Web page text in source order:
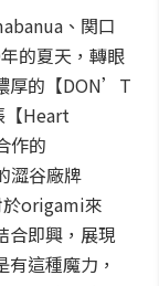
、関口
的夏天，轉眼
厚的【DON’T
【Heart
作的
澀谷廠牌
origami來
合即興，展現
這種魔力，